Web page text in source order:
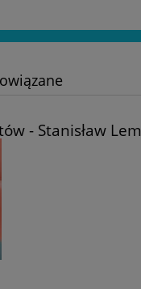
- Stanisław Lem